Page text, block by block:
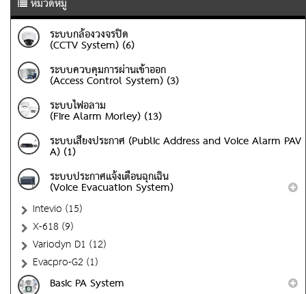
หมวดหมู่
ระบบกล้องวงจรปิด
(CCTV System) (6)
ระบบควบคุมการผ่านเข้าออก
(Access Control System) (3)
ระบบไฟอลาม
(Fire Alarm Morley) (13)
ระบบเสียงประกาศ (Public Address and Voice Alarm PAV
A) (1)
ระบบประกาศแจ้งเตือนฉุกเฉิน
(Voice Evacuation System)
Intevio (15)
X-618 (9)
Variodyn D1 (12)
Evacpro-G2 (1)
Basic PA System